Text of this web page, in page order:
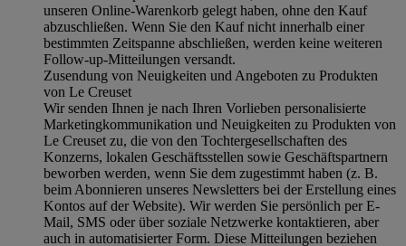
unseren Online-Warenkorb gelegt haben, ohne den Kauf
abzuschließen. Wenn Sie den Kauf nicht innerhalb einer
bestimmten Zeitspanne abschließen, werden keine weiteren
Follow-up-Mitteilungen versandt.
Zusendung von Neuigkeiten und Angeboten zu Produkten
von Le Creuset
Wir senden Ihnen je nach Ihren Vorlieben personalisierte
Marketingkommunikation und Neuigkeiten zu Produkten von
Le Creuset zu, die von den Tochtergesellschaften des
Konzerns, lokalen Geschäftsstellen sowie Geschäftspartnern
beworben werden, wenn Sie dem zugestimmt haben (z. B.
beim Abonnieren unseres Newsletters bei der Erstellung eines
Kontos auf der Website). Wir werden Sie persönlich per E-
Mail, SMS oder über soziale Netzwerke kontaktieren, aber
auch in automatisierter Form. Diese Mitteilungen beziehen